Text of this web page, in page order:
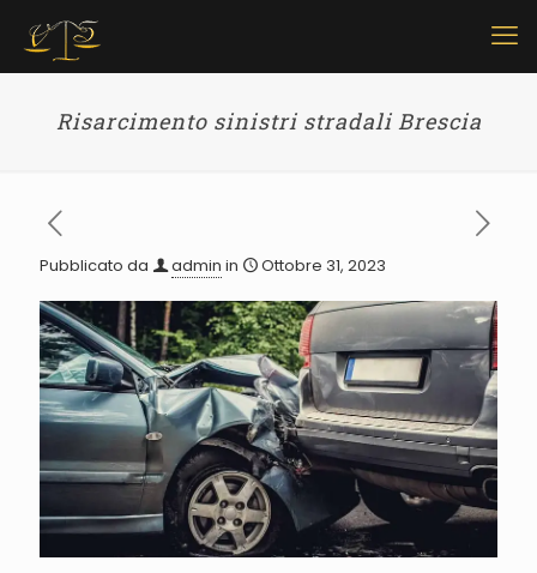
Risarcimento sinistri stradali Brescia
Pubblicato da admin in Ottobre 31, 2023